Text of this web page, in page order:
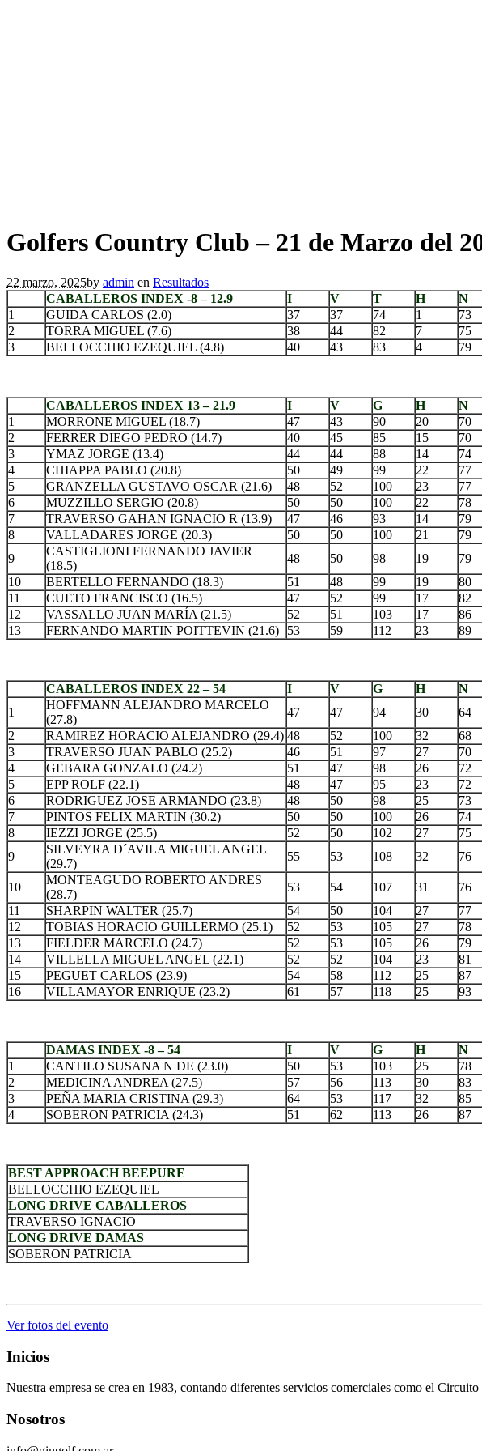
Golfers Country Club – 21 de Marzo del
22 marzo, 2025by admin en Resultados
CABALLEROS INDEX -8 – 12.9
I V T H N
1
GUIDA CARLOS (2.0) 37 37 74 1 73
2
TORRA MIGUEL (7.6) 38 44 82 7 75
3
BELLOCCHIO EZEQUIEL (4.8) 40 43 83 4 79
CABALLEROS INDEX 13 – 21.9 I V G H N
1
MORRONE MIGUEL (18.7) 47 43 90 20 70
2
FERRER DIEGO PEDRO (14.7) 40 45 85 15 70
3
YMAZ JORGE (13.4) 44 44 88 14 74
4
CHIAPPA PABLO (20.8) 50 49 99 22 77
5
GRANZELLA GUSTAVO OSCAR (21.6) 48 52 100 23 77
6
MUZZILLO SERGIO (20.8) 50 50 100 22 78
7
TRAVERSO GAHAN IGNACIO R (13.9) 47 46 93 14
79
8
VALLADARES JORGE (20.3) 50 50 100 21
79
9
CASTIGLIONI FERNANDO JAVIER
(18.5)
48 50 98 19
79
10
BERTELLO FERNANDO (18.3) 51 48 99 19
80
11
CUETO FRANCISCO (16.5) 47 52 99 17
82
12
VASSALLO JUAN MARÍA (21.5) 52 51 103 17
86
13
FERNANDO MARTIN POITTEVIN (21.6) 53 59 112 23 89
CABALLEROS INDEX 22 – 54 I V G H N
1
HOFFMANN ALEJANDRO MARCELO
(27.8)
47 47 94 30 64
2
RAMIREZ HORACIO ALEJANDRO (29.4) 48 52 100 32 68
3
TRAVERSO JUAN PABLO (25.2) 46 51 97 27 70
4
GEBARA GONZALO (24.2) 51 47 98 26 72
5
EPP ROLF (22.1) 48 47 95 23 72
6
RODRIGUEZ JOSE ARMANDO (23.8) 48 50 98 25 73
7
PINTOS FELIX MARTIN (30.2) 50 50 100 26 74
8
IEZZI JORGE (25.5) 52 50 102 27 75
9
SILVEYRA D´AVILA MIGUEL ANGEL
(29.7)
55 53 108 32 76
10
MONTEAGUDO ROBERTO ANDRES
(28.7)
53 54 107 31 76
11
SHARPIN WALTER (25.7) 54 50 104 27 77
12
TOBIAS HORACIO GUILLERMO (25.1) 52 53 105 27 78
13
FIELDER MARCELO (24.7) 52 53 105 26
79
14
VILLELLA MIGUEL ANGEL (22.1) 52 52 104 23
81
15
PEGUET CARLOS (23.9) 54 58 112 25
87
16
VILLAMAYOR ENRIQUE (23.2) 61 57 118 25 93
DAMAS INDEX -8 – 54 I V G H N
1
CANTILO SUSANA N DE (23.0) 50 53 103 25 78
2
MEDICINA ANDREA (27.5) 57 56 113 30 83
3
PEÑA MARIA CRISTINA (29.3) 64 53 117 32 85
4
SOBERON PATRICIA (24.3) 51 62 113 26 87
BEST APPROACH BEEPURE
BELLOCCHIO EZEQUIEL
LONG DRIVE CABALLEROS
TRAVERSO IGNACIO
LONG DRIVE DAMAS
SOBERON PATRICIA
Ver fotos del evento
Inicios
Nuestra empresa se crea en 1983, contando diferentes servicios comerciales como el
Nosotros